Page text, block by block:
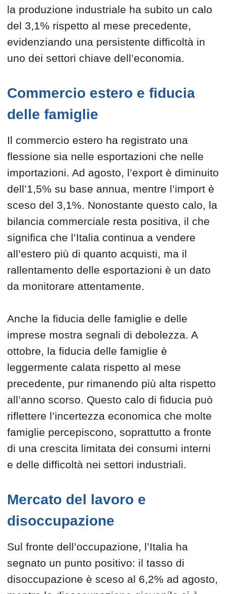
la produzione industriale ha subito un calo
del 3,1% rispetto al mese precedente,
evidenziando una persistente difficoltà in
uno dei settori chiave dell’economia.
Commercio estero e fiducia
delle famiglie
Il commercio estero ha registrato una
flessione sia nelle esportazioni che nelle
importazioni. Ad agosto, l’export è diminuito
dell’1,5% su base annua, mentre l’import è
sceso del 3,1%. Nonostante questo calo, la
bilancia commerciale resta positiva, il che
significa che l’Italia continua a vendere
all’estero più di quanto acquisti, ma il
rallentamento delle esportazioni è un dato
da monitorare attentamente.
Anche la fiducia delle famiglie e delle
imprese mostra segnali di debolezza. A
ottobre, la fiducia delle famiglie è
leggermente calata rispetto al mese
precedente, pur rimanendo più alta rispetto
all’anno scorso. Questo calo di fiducia può
riflettere l’incertezza economica che molte
famiglie percepiscono, soprattutto a fronte
di una crescita limitata dei consumi interni
e delle difficoltà nei settori industriali.
Mercato del lavoro e
disoccupazione
Sul fronte dell’occupazione, l’Italia ha
segnato un punto positivo: il tasso di
disoccupazione è sceso al 6,2% ad agosto,